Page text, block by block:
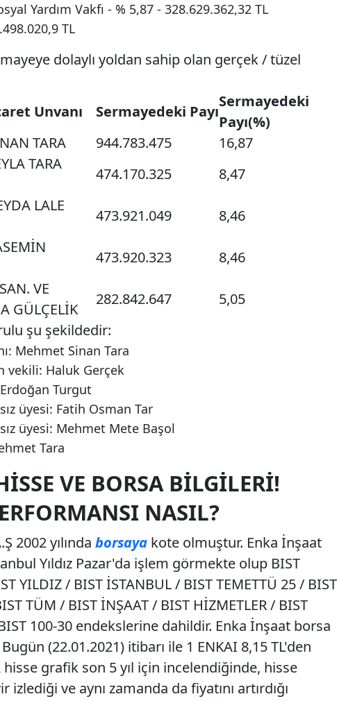
Yardım Vakfı - % 5,87 - 328.629.362,32 TL
TL
dolaylı yoldan sahip olan gerçek / tüzel
Unvanı
Sermayedeki Payı
Sermayedeki
Payı(%)
TARA
944.783.475
16,87
TARA
474.170.325
8,47
LALE
473.921.049
8,46
473.920.323
8,46
VE
GÜLÇELİK
282.842.647
5,05
şu şekildedir:
Mehmet Sinan Tara
vekili: Haluk Gerçek
Turgut
üyesi: Fatih Osman Tar
üyesi: Mehmet Mete Başol
Tara
VE BORSA BILGILERI!
NASIL?
2002 yılında borsaya kote olmuştur. Enka İnşaat
Yıldız Pazar'da işlem görmekte olup BIST
YILDIZ / BIST İSTANBUL / BIST TEMETTÜ 25 / BIST
TÜM / BIST İNŞAAT / BIST HİZMETLER / BIST
100-30 endekslerine dahildir. Enka İnşaat borsa
(22.01.2021) itibarı ile 1 ENKAI 8,15 TL'den
hisse grafik son 5 yıl için incelendiğinde, hisse
ve aynı zamanda da fiyatını artırdığı